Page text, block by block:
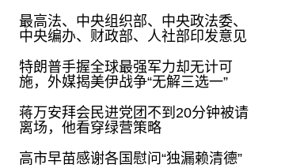
最高法、中央组织部、中央政法委、
中央编办、财政部、人社部印发意见
特朗普手握全球最强军力却无计可
施，外媒揭美伊战争“无解三选一”
蒋万安拜会民进党团不到20分钟被请
离场，他看穿绿营策略
高市早苗感谢各国慰问“独漏赖清德”